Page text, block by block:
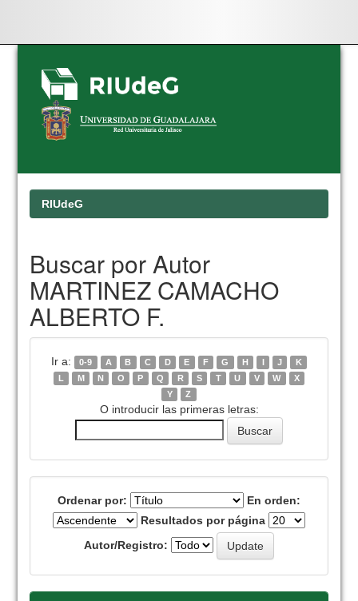
Skip
navigation
RIUdeG
Buscar por Autor
MARTINEZ CAMACHO
ALBERTO F.
Ir a: 0-9 A B C D E F G H I J
K
L
M N O P Q R S T U V W
X
Y
Z
O introducir las primeras letras:
Ordenar por:
En orden:
Resultados por página
Autor/Registro: